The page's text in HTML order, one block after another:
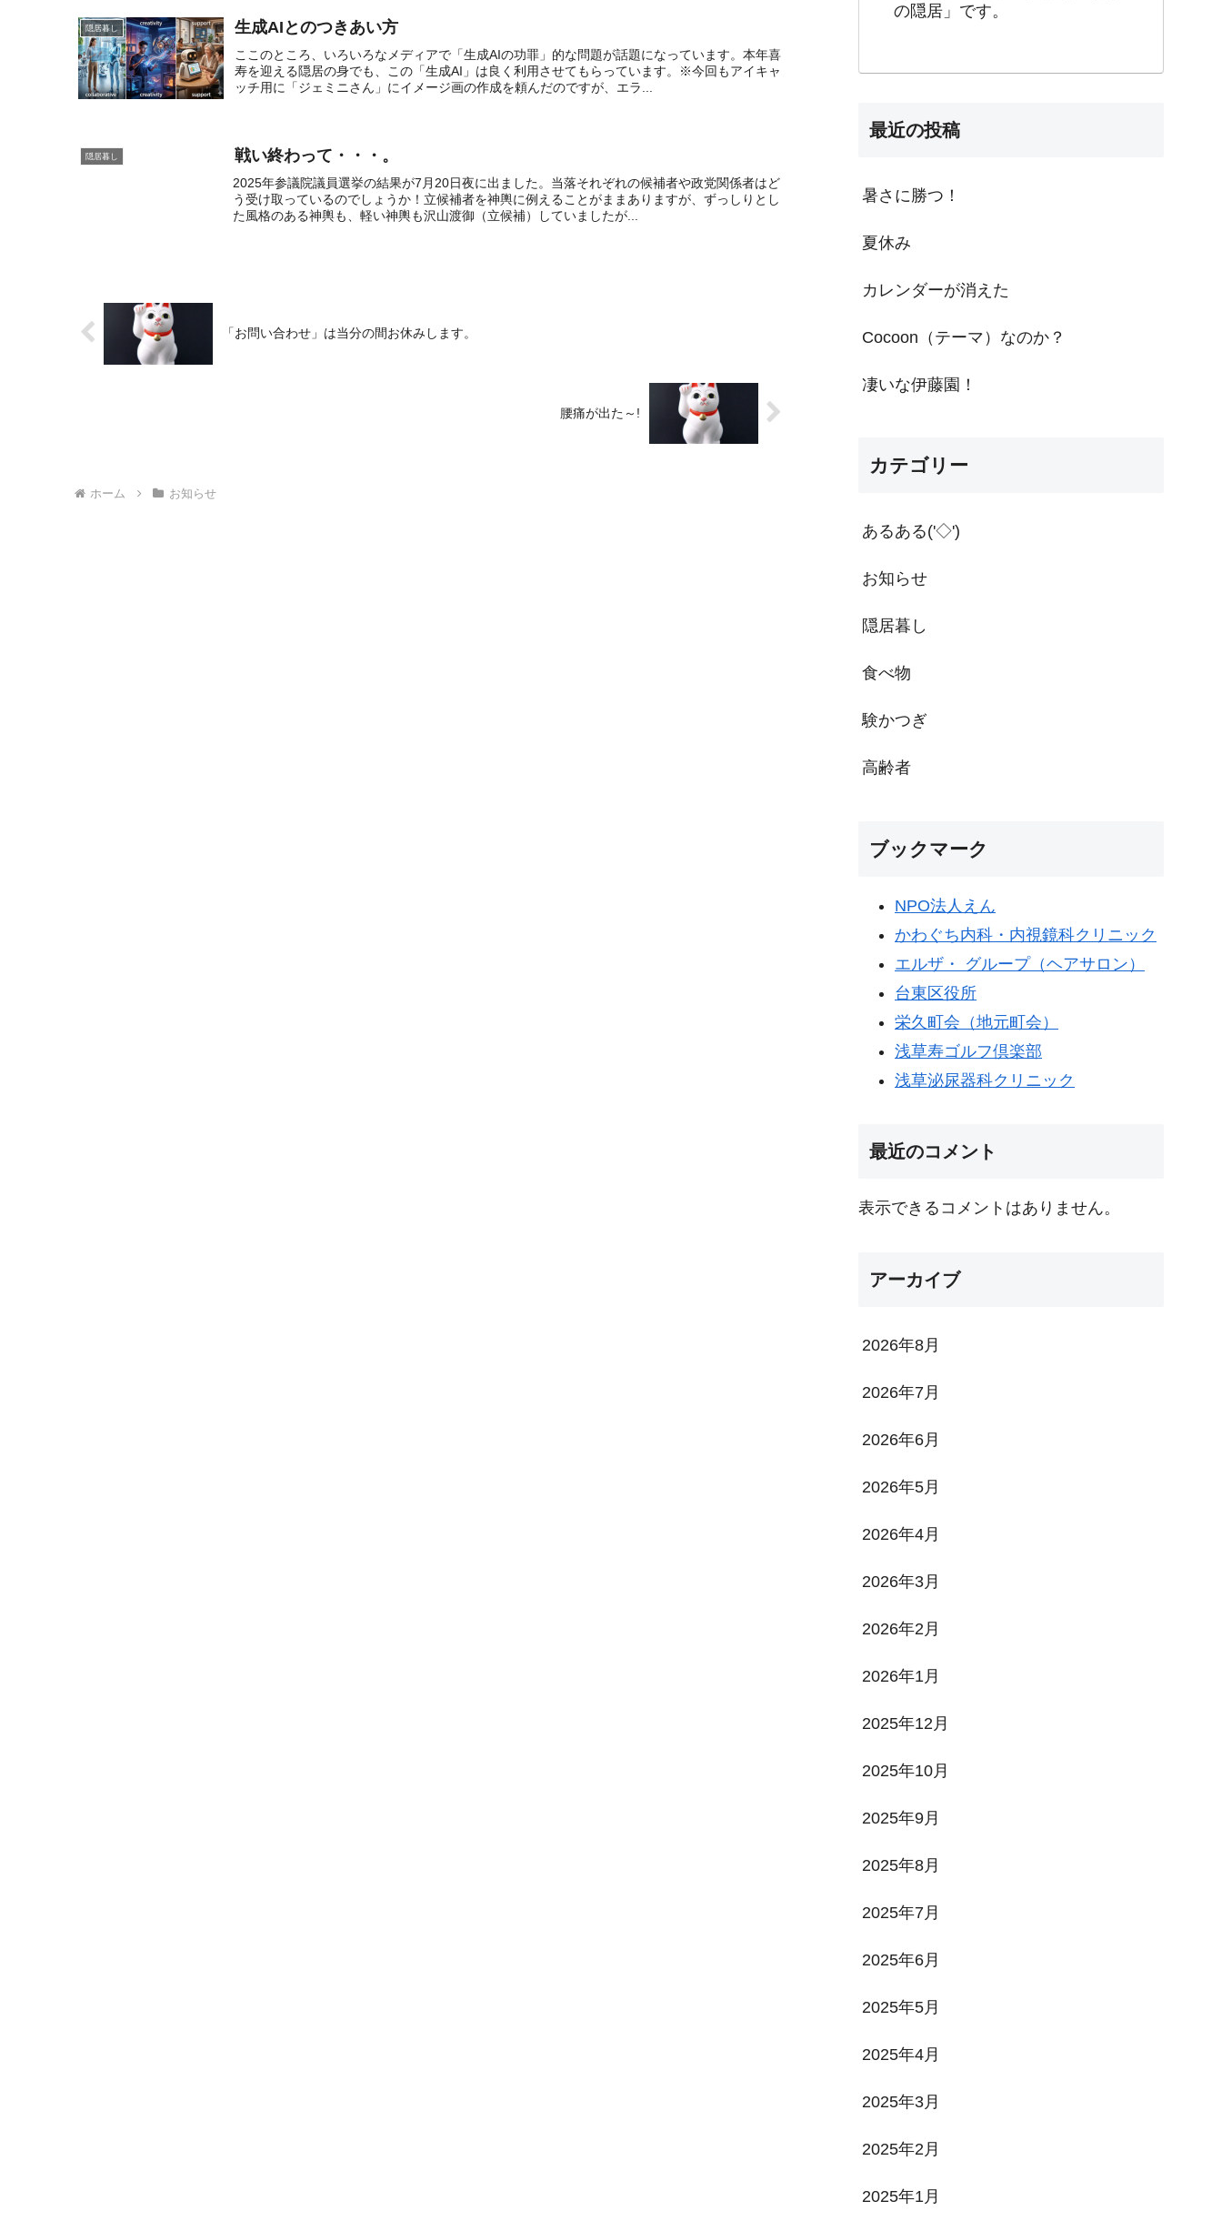
隠居暮し 生成AIとのつきあい方
ここのところ、いろいろなメディアで「生成AIの功罪」的な問題が話題になっています。本年喜
寿を迎える隠居の身でも、この「生成AI」は良く利用させてもらっています。※今回もアイキャ
ッチ用に「ジェミニさん」にイメージ画の作成を頼んだのですが、エラ...
隠居暮し 戦い終わって・・・。
2025年参議院議員選挙の結果が7月20日夜に出ました。当落それぞれの候補者や政党関係者はど
う受け取っているのでしょうか！立候補者を神輿に例えることがままありますが、ずっしりとし
た風格のある神輿も、軽い神輿も沢山渡御（立候補）していましたが...
「お問い合わせ」は当分の間お休みします。
腰痛が出た～!
ホーム お知らせ
の隠居」です。
最近の投稿
暑さに勝つ！
夏休み
カレンダーが消えた
Cocoon（テーマ）なのか？
凄いな伊藤園！
カテゴリー
あるある('◇')ゞ
お知らせ
隠居暮し
食べ物
験かつぎ
高齢者
ブックマーク
NPO法人えん
かわぐち内科・内視鏡科クリニック
エルザ・ グループ（ヘアサロン）
台東区役所
栄久町会（地元町会）
浅草寿ゴルフ倶楽部
浅草泌尿器科クリニック
最近のコメント
表示できるコメントはありません。
アーカイブ
2026年8月
2026年7月
2026年6月
2026年5月
2026年4月
2026年3月
2026年2月
2026年1月
2025年12月
2025年10月
2025年9月
2025年8月
2025年7月
2025年6月
2025年5月
2025年4月
2025年3月
2025年2月
2025年1月